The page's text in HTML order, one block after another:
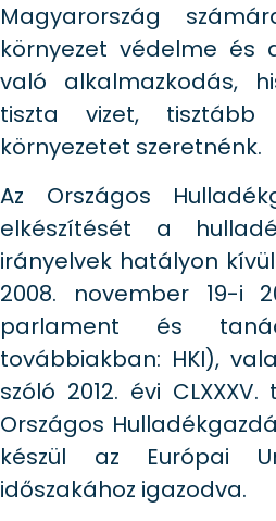
Magyarország
környezet védelme és
való alkalmazkodás,
tiszta vizet, tisztább
környezetet szeretnénk.
Az Országos
elkészítését a
irányelvek hatályon
2008. november 19-i
parlament és
továbbiakban: HKI),
szóló 2012. évi
Országos
készül az Európai
időszakához igazodva.